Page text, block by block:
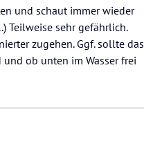
und schaut immer wieder
Teilweise sehr gefährlich.
zugehen. Ggf. sollte das
ob unten im Wasser frei